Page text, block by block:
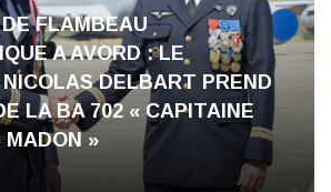
FLAMBEAU
A AVORD : LE
DELBART PREND
LA BA 702 « CAPITAINE
MADON »